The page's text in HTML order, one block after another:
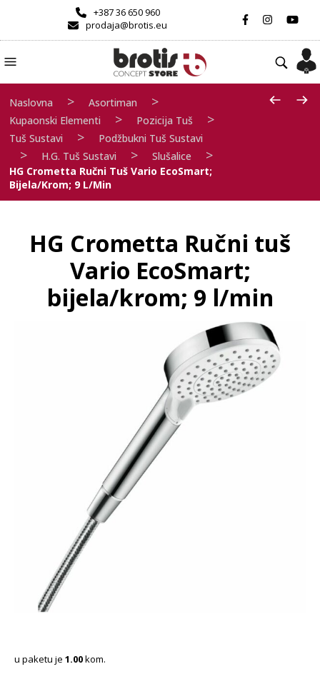
+387 36 650 960
prodaja@brotis.eu
Naslovna > Asortiman >
Kupaonski Elementi > Pozicija Tuš >
Tuš Sustavi > Podžbukni Tuš Sustavi
> H.G. Tuš Sustavi > Slušalice >
HG Crometta Ručni Tuš Vario EcoSmart;
Bijela/krom; 9 L/min
HG Crometta Ručni tuš
Vario EcoSmart;
bijela/krom; 9 l/min
u paketu je 1.00kom.